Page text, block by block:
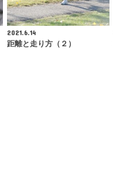
2021.6.14
距離と走り方（２）